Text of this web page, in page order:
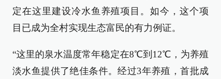
定在这里建设冷水鱼养殖项目。如今，这个项
目已成为全村实现生态富民的有力例证。
“这里的泉水温度常年稳定在8℃到12℃，为养殖
淡水鱼提供了绝佳条件。经过3年养殖，首批成